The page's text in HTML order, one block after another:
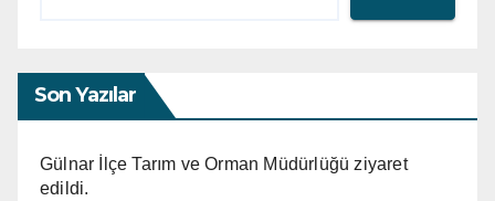
Son Yazılar
Gülnar İlçe Tarım ve Orman Müdürlüğü ziyaret
edildi.